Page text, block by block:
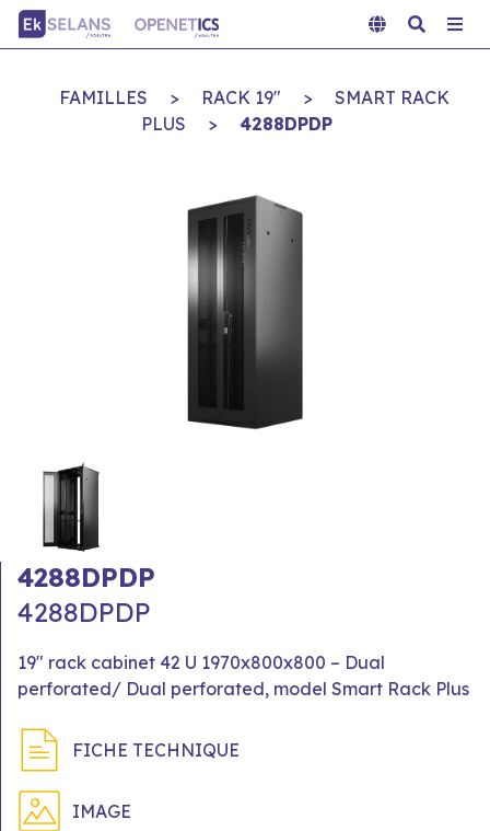
FAMILLES > RACK 19" >
SMART RACK
PLUS
> 4288DPDP
4288DPDP
4288DPDP
19" rack cabinet 42 U 1970x800x800 – Dual
perforated/ Dual perforated, model Smart Rack Plus
FICHE TECHNIQUE
IMAGE